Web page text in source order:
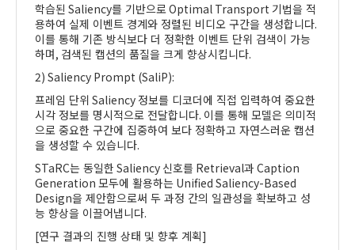
학습된 Saliency를 기반으로Optimal Transport 기법을 적
용하여 실제 이벤트 경계와 정렬된 비디오 구간을 생성합니다.
이를 통해 기존 방식보다 더 정확한 이벤트 단위 검색이 가능
하며, 검색된 캡션의 품질을 크게 향상시킵니다.
2) Saliency Prompt (SaliP):
프레임 단위 Saliency 정보를 디코더에 직접 입력하여 중요한
시각 정보를 명시적으로 전달합니다. 이를 통해 모델은 의미적
으로 중요한 구간에 집중하여 보다 정확하고 자연스러운 캡션
을 생성할 수 있습니다.
STaRC는 동일한 Saliency 신호를 Retrieval과 Caption
Generation 모두에 활용하는 Unified Saliency-Based
Design을 제안함으로써 두 과정 간의 일관성을 확보하고 성
능 향상을 이끌어냅니다.
[연구 결과의 진행 상태 및 향후 계획]